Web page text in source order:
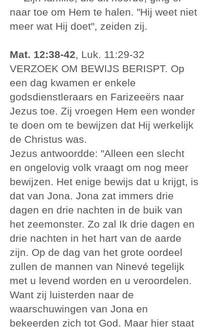
naar toe om Hem te halen. "Hij weet niet
meer wat Hij doet", zeiden zij.
Mat. 12:38-42, Luk. 11:29-32
VERZOEK OM BEWIJS BERISPT. Op
een dag kwamen er enkele
godsdienstleraars en Farizeeërs naar
Jezus toe. Zij vroegen Hem een wonder
te doen om te bewijzen dat Hij werkelijk
de Christus was.
Jezus antwoordde: "Alleen een slecht
en ongelovig volk vraagt om nog meer
bewijzen. Het enige bewijs dat u krijgt, is
dat van Jona. Jona zat immers drie
dagen en drie nachten in de buik van
het zeemonster. Zo zal Ik drie dagen en
drie nachten in het hart van de aarde
zijn. Op de dag van het grote oordeel
zullen de mannen van Ninevé tegelijk
met u levend worden en u veroordelen.
Want zij luisterden naar de
waarschuwingen van Jona en
bekeerden zich tot God. Maar hier staat